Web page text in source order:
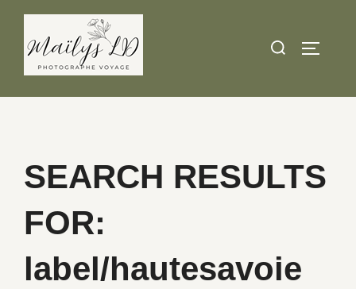
content
Search
SEARCH RESULTS
FOR:
label/hautesavoie